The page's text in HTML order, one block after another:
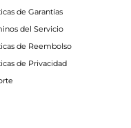
de Garantías
del Servicio
de Reembolso
de Privacidad